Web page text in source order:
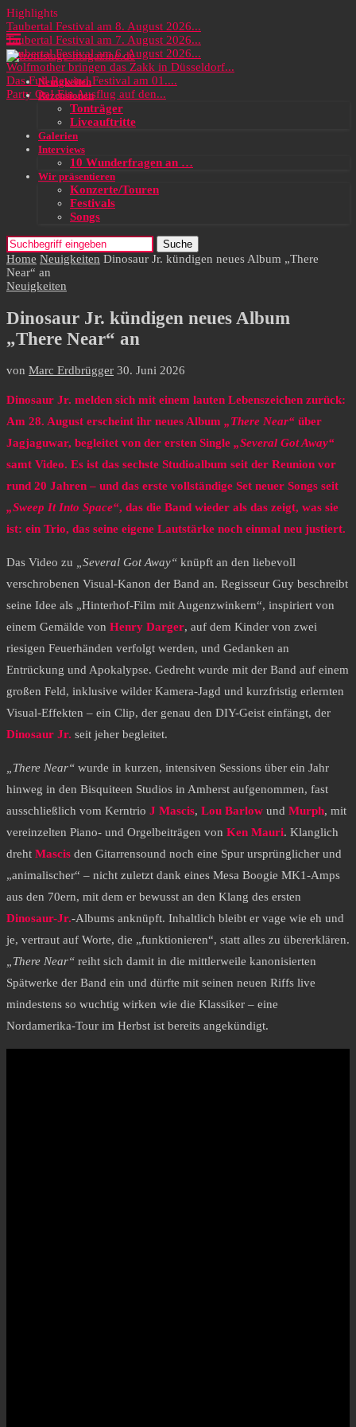
Highlights
Taubertal Festival am 8. August 2026...
Taubertal Festival am 7. August 2026...
Taubertal Festival am 6. August 2026...
Wolfmother bringen das Zakk in Düsseldorf...
Das Full Rewind Festival am 01....
Party On! Ein Ausflug auf den...
Neuigkeiten
Rezensionen
Tonträger
Liveauftritte
Galerien
Interviews
10 Wunderfragen an …
Wir präsentieren
Konzerte/Touren
Festivals
Songs
Suche
Home Neuigkeiten Dinosaur Jr. kündigen neues Album „There
Near“ an
Neuigkeiten
Dinosaur Jr. kündigen neues Album
„There Near“ an
von Marc Erdbrügger 30. Juni 2026
Dinosaur Jr. melden sich mit einem lauten Lebenszeichen zurück:
Am 28. August erscheint ihr neues Album „There Near“ über
Jagjaguwar, begleitet von der ersten Single „Several Got Away“
samt Video. Es ist das sechste Studioalbum seit der Reunion vor
rund 20 Jahren – und das erste vollständige Set neuer Songs seit
„Sweep It Into Space“, das die Band wieder als das zeigt, was sie
ist: ein Trio, das seine eigene Lautstärke noch einmal neu justiert.
Das Video zu „Several Got Away“ knüpft an den liebevoll
verschrobenen Visual-Kanon der Band an. Regisseur Guy beschreibt
seine Idee als „Hinterhof-Film mit Augenzwinkern“, inspiriert von
einem Gemälde von Henry Darger, auf dem Kinder von zwei
riesigen Feuerhänden verfolgt werden, und Gedanken an
Entrückung und Apokalypse. Gedreht wurde mit der Band auf einem
großen Feld, inklusive wilder Kamera-Jagd und kurzfristig erlernten
Visual-Effekten – ein Clip, der genau den DIY-Geist einfängt, der
Dinosaur Jr. seit jeher begleitet.
„There Near“ wurde in kurzen, intensiven Sessions über ein Jahr
hinweg in den Bisquiteen Studios in Amherst aufgenommen, fast
ausschließlich vom Kerntrio J Mascis, Lou Barlow und Murph, mit
vereinzelten Piano- und Orgelbeiträgen von Ken Mauri. Klanglich
dreht Mascis den Gitarrensound noch eine Spur ursprünglicher und
„animalischer“ – nicht zuletzt dank eines Mesa Boogie MK1-Amps
aus den 70ern, mit dem er bewusst an den Klang des ersten
Dinosaur-Jr.-Albums anknüpft. Inhaltlich bleibt er vage wie eh und
je, vertraut auf Worte, die „funktionieren“, statt alles zu übererklären.
„There Near“ reiht sich damit in die mittlerweile kanonisierten
Spätwerke der Band ein und dürfte mit seinen neuen Riffs live
mindestens so wuchtig wirken wie die Klassiker – eine
Nordamerika-Tour im Herbst ist bereits angekündigt.